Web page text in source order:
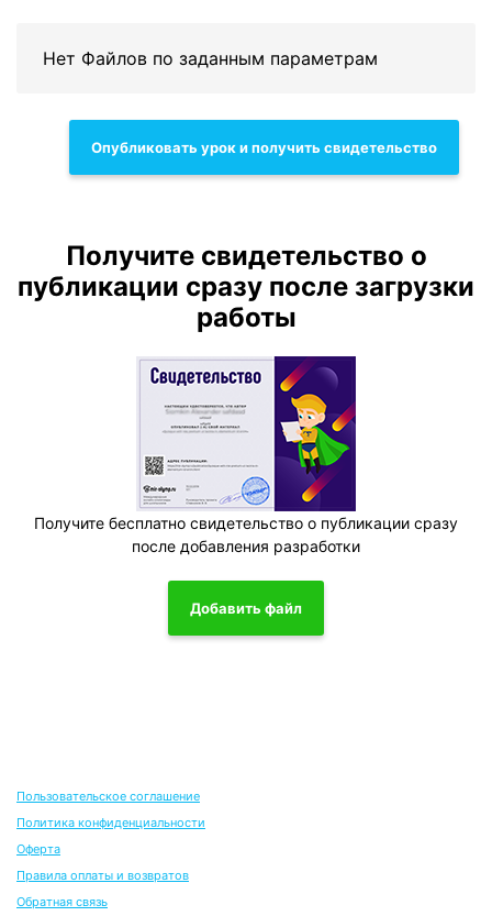
Нет Файлов по заданным параметрам
Опубликовать урок и получить свидетельство
Получите свидетельство о
публикации сразу после загрузки
работы
Получите бесплатно свидетельство о публикации сразу
после добавления разработки
Добавить файл
Пользовательское соглашение
Политика конфиденциальности
Оферта
Правила оплаты и возвратов
Обратная связь